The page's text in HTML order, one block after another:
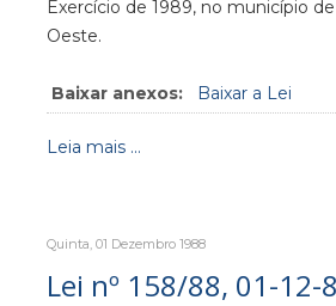
Exercício de 1989, no município
Oeste.
Baixar anexos: Baixar a Lei
Leia mais ...
Quinta, 01 Dezembro 1988
Lei nº 158/88, 01-12-